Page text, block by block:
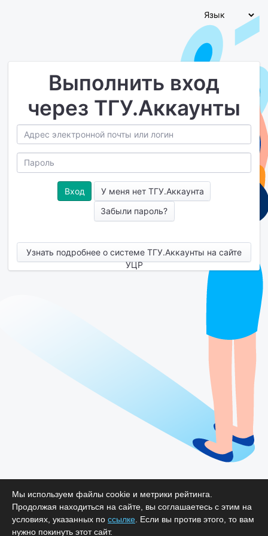
Выполнить вход
через ТГУ.Аккаунты
У меня нет ТГУ.Аккаунта
Забыли пароль?
Узнать подробнее о системе ТГУ.Аккаунты на сайте
УЦР
Мы используем файлы cookie и метрики рейтинга.
Продолжая находиться на сайте, вы соглашаетесь с этим на
условиях, указанных по ссылке . Если вы против этого, то вам
нужно покинуть этот сайт.